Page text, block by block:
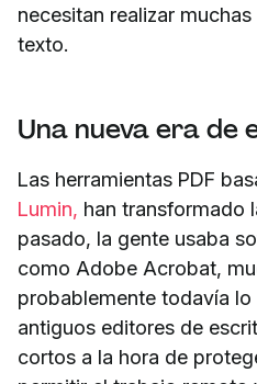
necesitan realizar
texto.
Una nueva era de
Las herramientas PDF
Lumin, han transformado
pasado, la gente usaba
como Adobe Acrobat,
probablemente todavía lo
antiguos editores de
cortos a la hora de